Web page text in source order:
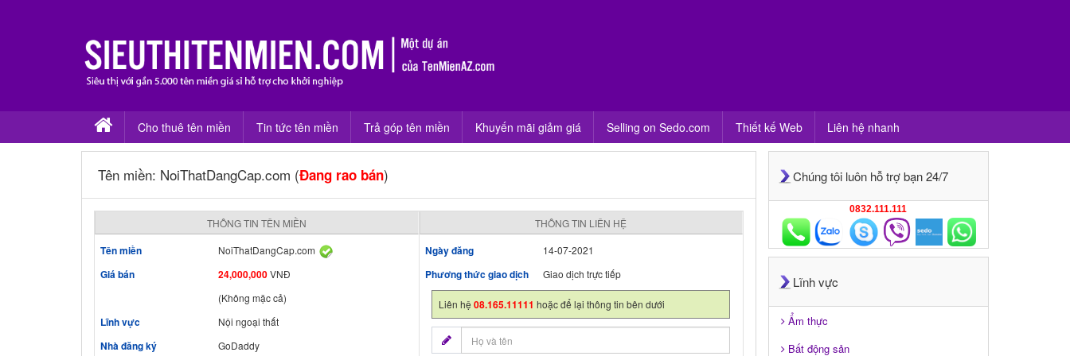
Cho thuê tên miền Tin tức tên miền Trả góp tên miền Khuyến mãi giảm giá Selling on Sedo.com Thiết kế Web Liên hệ nhanh
Tên miền: NoiThatDangCap.com (Đang rao bán)
THÔNG TIN TÊN MIỀN
Tên miền NoiThatDangCap.com
Giá bán 24,000,000VNĐ
(Không mặc cả)
Lĩnh vực Nội ngoại thất
Nhà đăng ký GoDaddy
THÔNG TIN LIÊN HỆ
Ngày đăng 14-07-2021
Phương thức giao dịch Giao dịch trực tiếp
Liên hệ 08.165.11111 hoặc để lại thông tin bên dưới
Chúng tôi luôn hỗ trợ bạn 24/7
0832.111.111
Lĩnh vực
Ẩm thực
Bất động sản